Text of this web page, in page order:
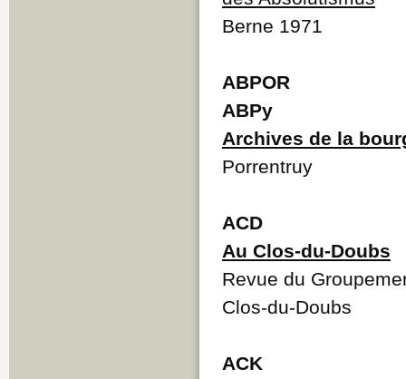
Berne 1971
ABPOR
ABPy
Archives de la
Porrentruy
ACD
Au Clos-du-Doubs
Revue du
Clos-du-Doubs
ACK